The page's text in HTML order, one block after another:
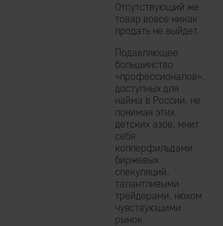
Отсутствующий же
товар вовсе никак
продать не выйдет.
Подавляющее
большинство
«профессионалов»,
доступных для
найма в России, не
понимая этих
детских азов, мнит
себя
копперфильдами
биржевых
спекуляций,
талантливыми
трейдерами, нюхом
чувствующими
рынок.